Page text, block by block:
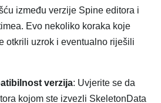
između verzije Spine editora i
Evo nekoliko koraka koje
otkrili uzrok i eventualno riješili
verzija: Uvjerite se da
kojom ste izvezli SkeletonData